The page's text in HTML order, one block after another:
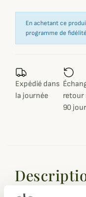
En achetant ce
programme de
Expédié dans
la journée
retour
90
Dans un esprit